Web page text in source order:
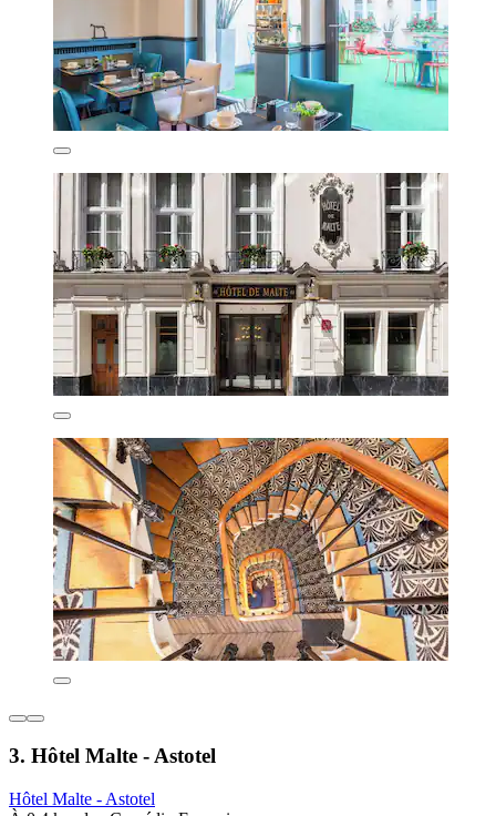
3. Hôtel Malte - Astotel
Hôtel Malte - Astotel